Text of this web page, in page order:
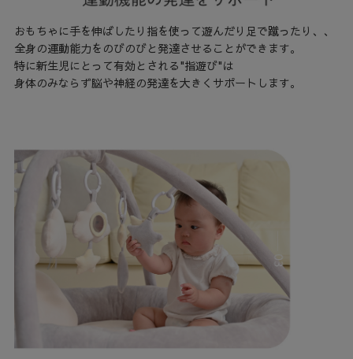
おもちゃに手を伸ばしたり指を使って遊んだり足で蹴ったり、、
全身の運動能力をのびのびと発達させることができます。
特に新生児にとって有効とされる"指遊び"は
身体のみならず脳や神経の発達を大きくサポートします。